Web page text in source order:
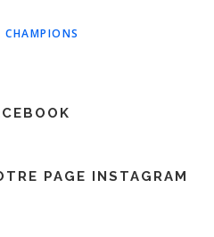
CHAMPIONS
PAGE INSTAGRAM